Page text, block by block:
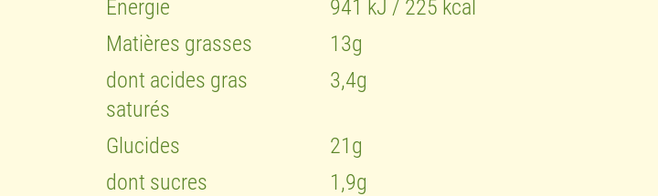
Énergie
941 kJ / 225 kcal
Matières grasses
13g
dont acides gras
saturés
3,4g
Glucides
21g
dont sucres
1,9g